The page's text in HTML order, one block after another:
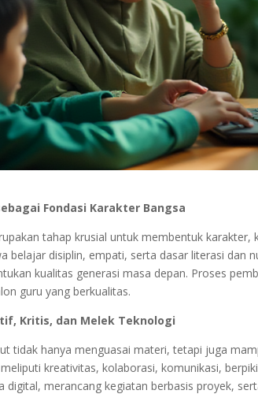
Fondasi Karakter Bangsa
tahap krusial untuk membentuk
belajar disiplin, empati, serta dasar literasi dan
kualitas generasi masa depan. Proses
guru yang berkualitas.
Kritis, dan Melek Teknologi
tidak hanya menguasai materi, tetapi juga
kreativitas, kolaborasi, komunikasi,
digital, merancang kegiatan berbasis proyek,